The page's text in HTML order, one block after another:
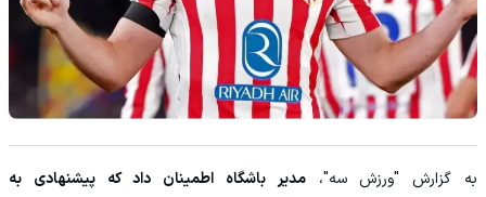
به گزارش "ورزش سه"،مدیر باشگاه اطمینان داد که پیشنهادی به